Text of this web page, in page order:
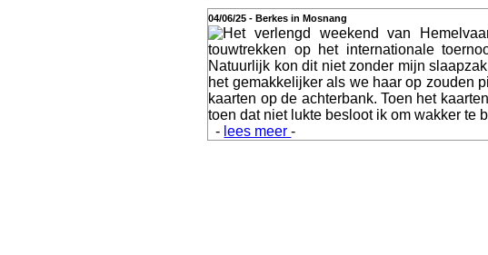
04/06/25 - Berkes in Mosnang
Het verlengd weekend van
touwtrekken op het internationale
Natuurlijk kon dit niet zonder mijn
het gemakkelijker als we haar op zouden
kaarten op de achterbank. Toen het
toen dat niet lukte besloot ik om wakker te
- lees meer-